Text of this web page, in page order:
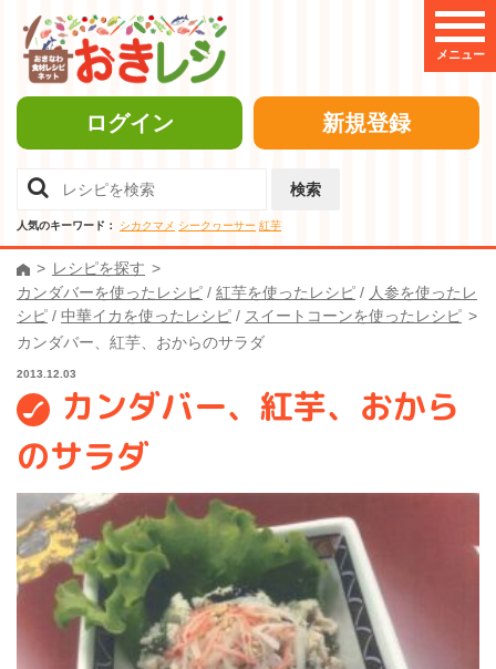
メニュー
ログイン 新規登録
検索
人気のキーワード： シカクマメ シークヮーサー 紅芋
レシピを探す
カンダバーを使ったレシピ / 紅芋を使ったレシピ / 人参を使ったレ
シピ / 中華イカを使ったレシピ / スイートコーンを使ったレシピ
カンダバー、紅芋、おからのサラダ
2013.12.03
カンダバー、紅芋、おから
のサラダ